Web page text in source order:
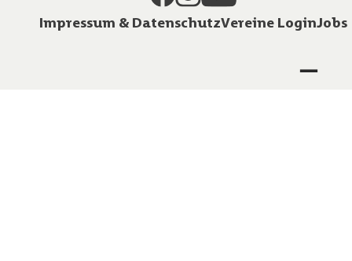
Impressum & DatenschutzVereine LoginJobs